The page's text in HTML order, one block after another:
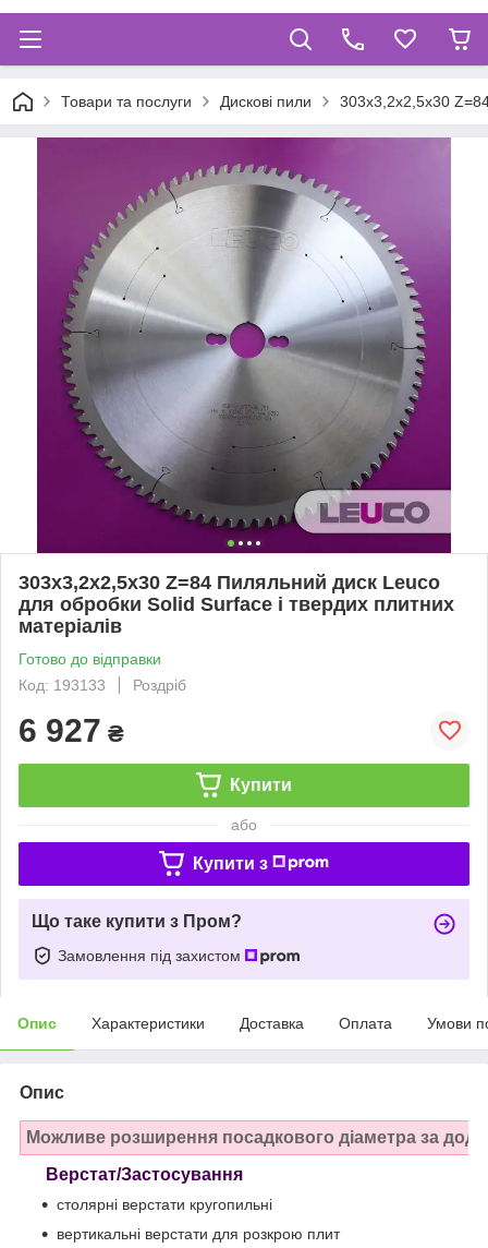
Товари та послуги Дискові пили 303х3,2х2,5х30
303х3,2х2,5х30 Z=84 Пиляльний диск Leuco
для обробки Solid Surface і твердих плитних
матеріалів
Готово до відправки
Код: 193133
Роздріб
6 927 ₴
Купити
або
Купити з
Що таке купити з Пром?
Замовлення під захистом
Опис Характеристики Доставка Оплата Умови
Опис
Можливе розширення посадкового діаметра за
Верстат/Застосування
столярні верстати кругопильні
вертикальні верстати для розкрою плит